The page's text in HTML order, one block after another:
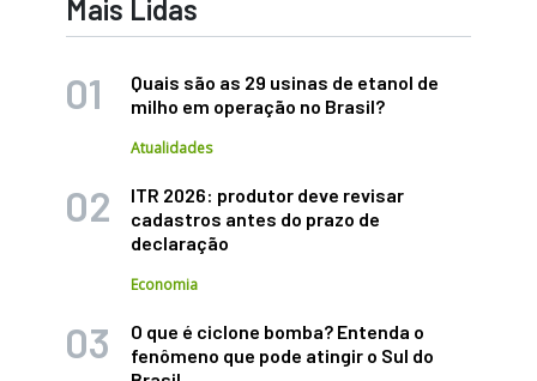
Mais Lidas
Quais são as 29 usinas de etanol de
milho em operação no Brasil?
Atualidades
ITR 2026: produtor deve revisar
cadastros antes do prazo de
declaração
Economia
O que é ciclone bomba? Entenda o
fenômeno que pode atingir o Sul do